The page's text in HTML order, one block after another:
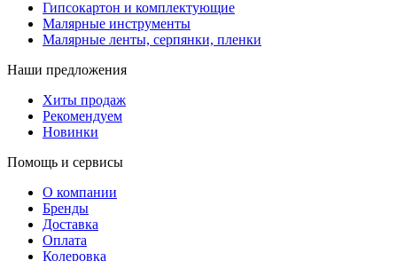
Гипсокартон и комплектующие
Малярные инструменты
Малярные ленты, серпянки, пленки
Наши предложения
Хиты продаж
Рекомендуем
Новинки
Помощь и сервисы
О компании
Бренды
Доставка
Оплата
Колеровка